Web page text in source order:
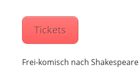
Tickets
Frei-komisch nach Shakespeare